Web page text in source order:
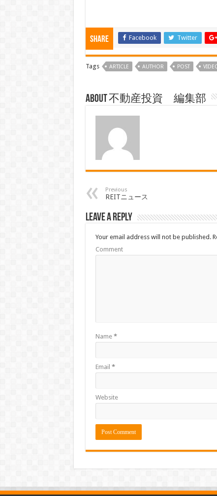
Share Facebook Twitter
Tags ARTICLE AUTHOR POST
About 不動産投資 編集部
Previous
REITニュース
Leave a Reply
Your email address will not be published.
Comment
Name *
Email *
Website